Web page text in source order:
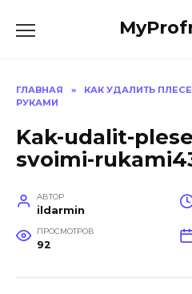
ГЛАВНАЯ »
КАК УДАЛИТЬ
РУКАМИ
Kak-udalit-
svoimi-
АВТОР
ildarmin
ПРОСМОТРОВ
92